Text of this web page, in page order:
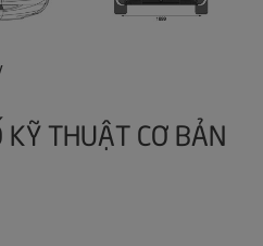
KỸ THUẬT CƠ BẢN